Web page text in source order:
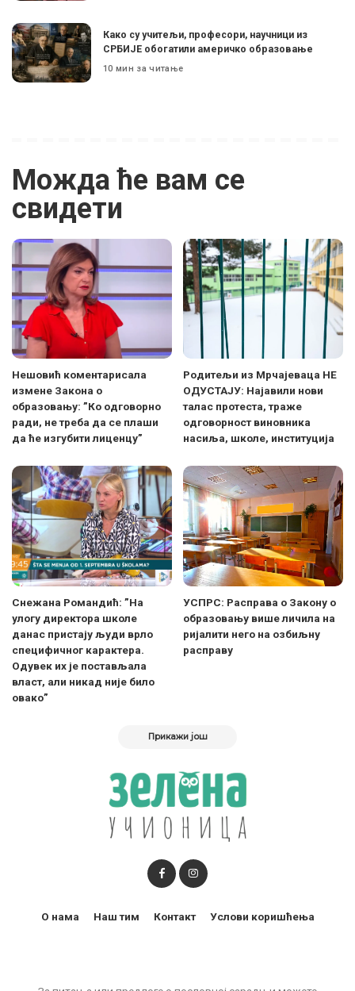
Како су учитељи, професори, научници из
СРБИЈЕ обогатили америчко образовање
10 мин за читање
Можда ће вам се
свидети
Нешовић коментарисала
измене Закона о
образовању: ”Ко одговорно
ради, не треба да се плаши
да ће изгубити лиценцу”
Родитељи из Мрчајеваца НЕ
ОДУСТАЈУ: Најавили нови
талас протеста, траже
одговорност виновника
насиља, школе, институција
Снежана Романдић: ”На
улогу директора школе
данас пристају људи врло
специфичног карактера.
Одувек их је постављала
власт, али никад није било
овако”
УСПРС: Расправа о Закону о
образовању више личила на
ријалити него на озбиљну
расправу
Прикажи још
О нама Наш тим Контакт Услови коришћења